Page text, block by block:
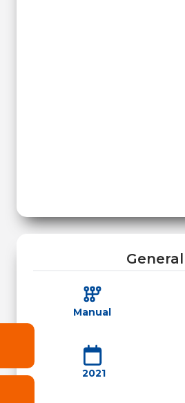
General
Manual
2021